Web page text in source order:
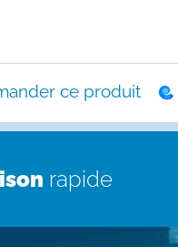
ce produit
rapide